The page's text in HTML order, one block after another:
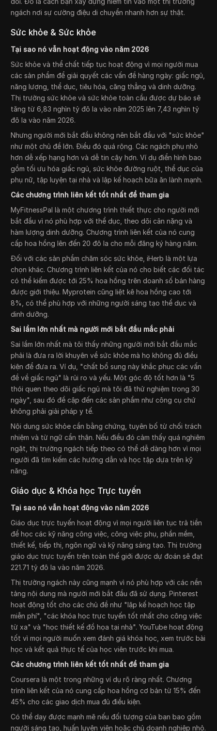
ngách nơi sự cường điệu di chuyển nhanh hơn sự thật.
Sức khỏe & Sức khỏe
Tại sao nó vẫn hoạt động vào năm 2026
Sức khỏe và thể chất tiếp tục hoạt động vì mọi người mua
các sản phẩm để giải quyết các vấn đề hàng ngày: giấc ngủ,
năng lượng, thể dục, tiêu hóa, căng thẳng và dinh dưỡng.
Thị trường sức khỏe và sức khỏe toàn cầu được dự báo sẽ
tăng từ 6,83 nghìn tỷ đô la vào năm 2025 lên 7,43 nghìn tỷ
đô la vào năm 2026.
Nhưng người mới bắt đầu không nên bắt đầu với "sức khỏe"
như một chủ đề lớn. Điều đó quá rộng. Các ngách phụ nhỏ
hơn dễ xếp hạng hơn và dễ tin cậy hơn. Ví dụ điển hình bao
gồm tối ưu hóa giấc ngủ, sức khỏe đường ruột, thể dục của
phụ nữ, tập luyện tại nhà và lập kế hoạch bữa ăn lành mạnh.
Các chương trình liên kết tốt nhất để tham gia
MyFitnessPal là một chương trình thiết thực cho người mới
bắt đầu vì nó phù hợp với thể dục, theo dõi cân nặng và
hàm lượng dinh dưỡng. Chương trình liên kết của nó cung
cấp hoa hồng lên đến 20 đô la cho mỗi đăng ký hàng năm.
Đối với các sản phẩm chăm sóc sức khỏe, iHerb là một lựa
chọn khác. Chương trình liên kết của nó cho biết các đối tác
có thể kiếm được tới 25% hoa hồng trên doanh số bán hàng
được giới thiệu. Myprotein cũng liệt kê hoa hồng cao tới
8%, có thể phù hợp với những người sáng tạo thể dục và
dinh dưỡng.
Sai lầm lớn nhất mà người mới bắt đầu mắc phải
Sai lầm lớn nhất mà tôi thấy những người mới bắt đầu mắc
phải là đưa ra lời khuyên về sức khỏe mà họ không đủ điều
kiện để đưa ra. Ví dụ, "chất bổ sung này khắc phục các vấn
đề về giấc ngủ" là rủi ro và yếu. Một góc độ tốt hơn là "5
thói quen theo dõi giấc ngủ mà tôi đã thử nghiệm trong 30
ngày", sau đó đề cập đến các sản phẩm như công cụ chứ
không phải giải pháp y tế.
Nội dung sức khỏe cần bằng chứng, tuyên bố từ chối trách
nhiệm và từ ngữ cẩn thận. Nếu điều đó cảm thấy quá nghiêm
ngặt, thị trường ngách tiếp theo có thể dễ dàng hơn vì mọi
người đã tìm kiếm các hướng dẫn và học tập dựa trên kỹ
năng.
Giáo dục & Khóa học Trực tuyến
Tại sao nó vẫn hoạt động vào năm 2026
Giáo dục trực tuyến hoạt động vì mọi người liên tục trả tiền
để học các kỹ năng công việc, công việc phụ, phần mềm,
thiết kế, tiếp thị, ngôn ngữ và kỹ năng sáng tạo. Thị trường
giáo dục trực tuyến trên toàn thế giới được dự đoán sẽ đạt
221.71 tỷ đô la vào năm 2026.
Thị trường ngách này cũng mạnh vì nó phù hợp với các nền
tảng nội dung mà người mới bắt đầu đã sử dụng. Pinterest
hoạt động tốt cho các chủ đề như "lập kế hoạch học tập
miễn phí", "các khóa học trực tuyến tốt nhất cho công việc
từ xa" và "học thiết kế đồ họa tại nhà". YouTube hoạt động
tốt vì mọi người muốn xem đánh giá khóa học, xem trước bài
học và kết quả thực tế của học viên trước khi mua.
Các chương trình liên kết tốt nhất để tham gia
Coursera là một trong những ví dụ rõ ràng nhất. Chương
trình liên kết của nó cung cấp hoa hồng cơ bản từ 15% đến
45% cho các giao dịch mua đủ điều kiện.
Có thể dạy được mạnh mẽ nếu đối tượng của bạn bao gồm
người sáng tạo, huấn luyện viên hoặc chủ doanh nghiệp nhỏ.